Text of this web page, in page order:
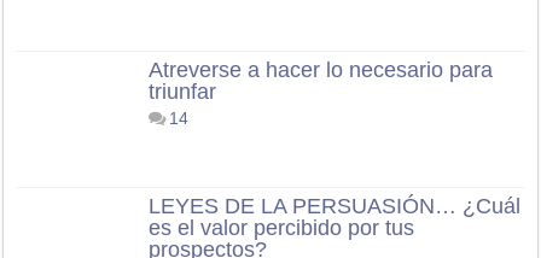
Atreverse a hacer lo necesario para
triunfar
14
LEYES DE LA PERSUASIÓN… ¿Cuál
es el valor percibido por tus
prospectos?